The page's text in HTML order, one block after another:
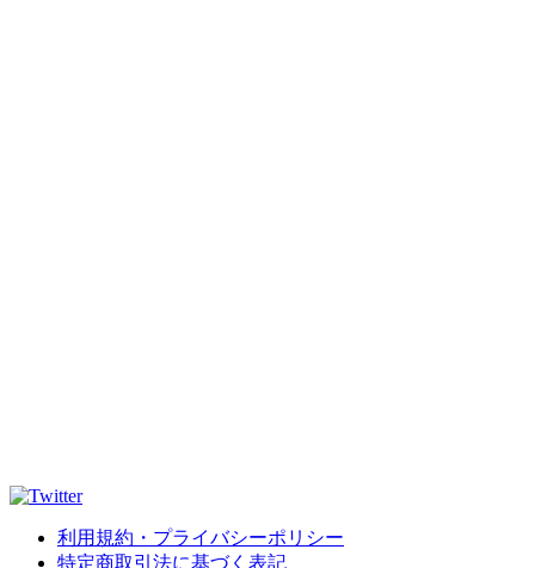
利用規約・プライバシーポリシー
特定商取引法に基づく表記